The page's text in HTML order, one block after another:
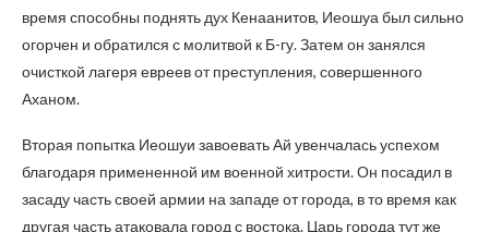
время способны поднять дух Кенаанитов, Иеошуа был сильно
огорчен и обратился с молитвой к Б-гу. Затем он занялся
очисткой лагеря евреев от преступления, совершенного
Аханом.
Вторая попытка Иеошуи завоевать Ай увенчалась успехом
благодаря примененной им военной хитрости. Он посадил в
засаду часть своей армии на западе от города, в то время как
другая часть атаковала город с востока. Царь города тут же